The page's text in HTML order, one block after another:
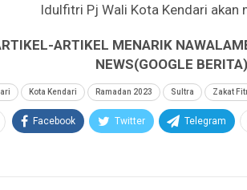
Idulfitri Pj Wali Kota Kendari
ARTIKEL MENARIK
NEWS(GOOGLE
Kota Kendari Ramadan 2023 Sultra Zakat
Facebook Twitter Telegram